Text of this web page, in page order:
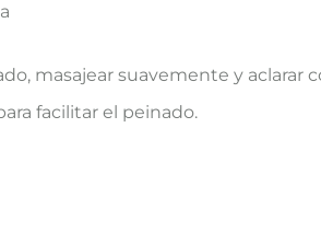
masajear suavemente y
facilitar el peinado.